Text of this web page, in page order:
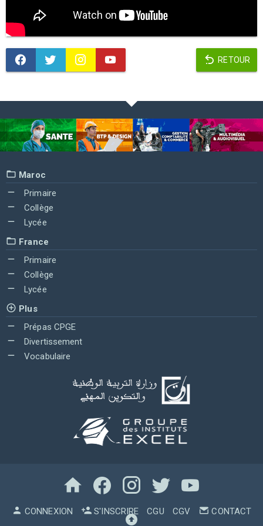
RETOUR
Maroc
Primaire
Collège
Lycée
France
Primaire
Collège
Lycée
Plus
Prépas CPGE
Divertissement
Vocabulaire
CONNEXION S'INSCRIRE CGU CGV CONTACT